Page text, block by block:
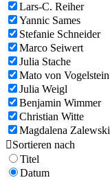
Lars-C. Reiher
Yannic Sames
Stefanie Schneider
Marco Seiwert
Julia Stache
Mato von Vogelstein
Julia Weigl
Benjamin Wimmer
Christian Witte
Magdalena Zalewski
Sortieren nach
Titel
Datum